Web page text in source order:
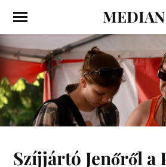
MEDIAN
Szíjjártó Jenőről a